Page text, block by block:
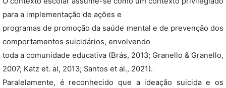
para a implementação de ações e
programas de promoção da saúde mental e de prevenção dos
comportamentos suicidários, envolvendo
toda a comunidade educativa (Brás, 2013; Granello & Granello,
2007; Katz et. al, 2013; Santos et al., 2021).
Paralelamente, é reconhecido que a ideação suicida e os